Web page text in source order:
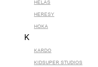
HELAS
HERESY
HOKA
K
KARDO
KIDSUPER STUDIOS